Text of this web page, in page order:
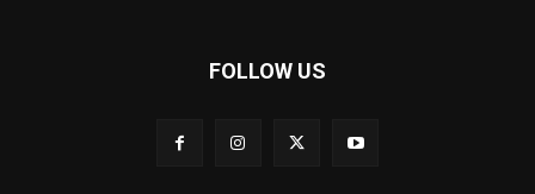
FOLLOW US